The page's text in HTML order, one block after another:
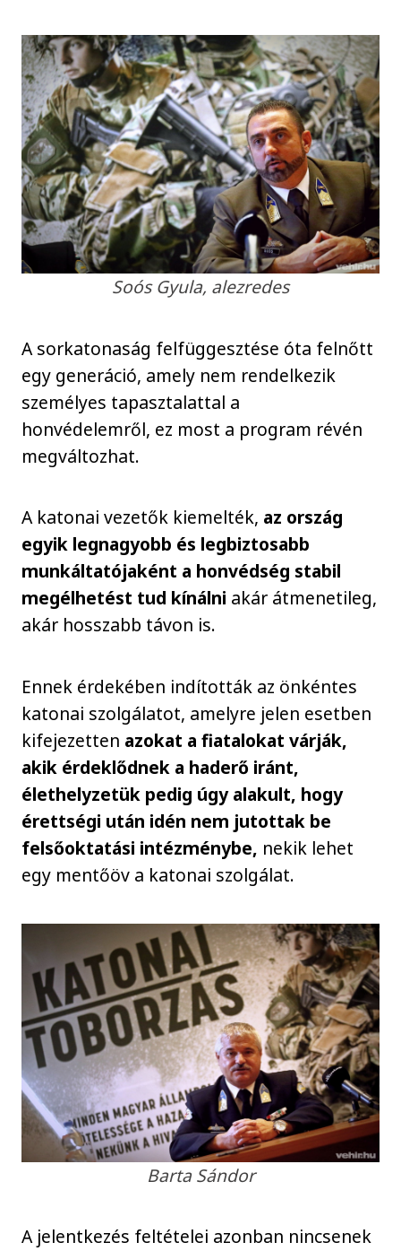
Soós Gyula, alezredes
A sorkatonaság felfüggesztése óta felnőtt
egy generáció, amely nem rendelkezik
személyes tapasztalattal a
honvédelemről, ez most a program révén
megváltozhat.
A katonai vezetők kiemelték, az ország
egyik legnagyobb és legbiztosabb
munkáltatójaként a honvédség stabil
megélhetést tud kínálni akár átmenetileg,
akár hosszabb távon is.
Ennek érdekében indították az önkéntes
katonai szolgálatot, amelyre jelen esetben
kifejezetten azokat a fiatalokat várják,
akik érdeklődnek a haderő iránt,
élethelyzetük pedig úgy alakult, hogy
érettségi után idén nem jutottak be
felsőoktatási intézménybe, nekik lehet
egy mentőöv a katonai szolgálat.
Barta Sándor
A jelentkezés feltételei azonban nincsenek